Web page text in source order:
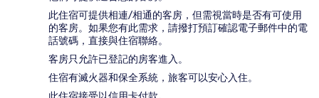
此住宿可提供相連/相通的客房，但需視當時是否有可使用
的客房。如果您有此需求，請撥打預訂確認電子郵件中的電
話號碼，直接與住宿聯絡。
客房只允許已登記的房客進入。
住宿有滅火器和保全系統，旅客可以安心入住。